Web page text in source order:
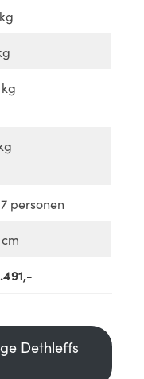
personen
Dethleffs